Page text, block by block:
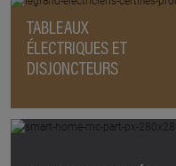
TABLEAUX
ÉLECTRIQUES ET
DISJONCTEURS